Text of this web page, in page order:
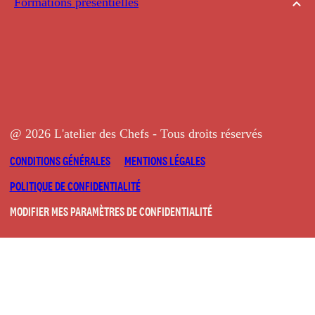
@ 2026 L'atelier des Chefs - Tous droits réservés
CONDITIONS GÉNÉRALES
MENTIONS LÉGALES
POLITIQUE DE CONFIDENTIALITÉ
MODIFIER MES PARAMÈTRES DE CONFIDENTIALITÉ